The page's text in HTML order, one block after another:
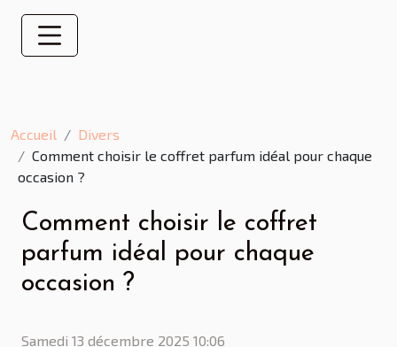
Accueil
Divers
Comment choisir le coffret parfum idéal pour chaque
occasion ?
Comment choisir le coffret
parfum idéal pour chaque
occasion ?
Samedi 13 décembre 2025 10:06